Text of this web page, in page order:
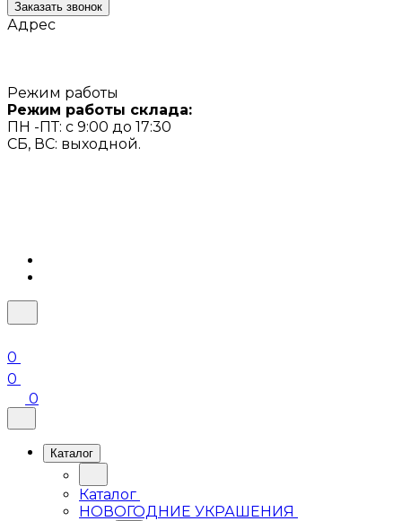
Заказать звонок
Адрес
Режим работы
Режим работы склада:
ПН -ПТ: с 9:00 до 17:30
СБ, ВС: выходной.
0
0
0
Каталог
Каталог
НОВОГОДНИЕ УКРАШЕНИЯ